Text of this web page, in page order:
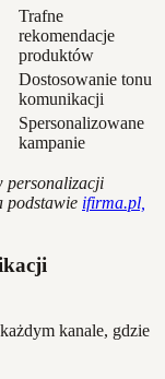
Trafne
rekomendacje
produktów
Dostosowanie tonu
komunikacji
Spersonalizowane
kampanie
personalizacji
podstawie ifirma.pl,
kanale, gdzie